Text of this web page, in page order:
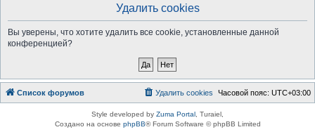
Удалить cookies
Вы уверены, что хотите удалить все cookie, установленные данной
конференцией?
Список форумов Часовой пояс: UTC+03:00
Удалить cookies
Style developed by Zuma Portal , Turaiel,
Создано на основе phpBB® Forum Software © phpBB Limited